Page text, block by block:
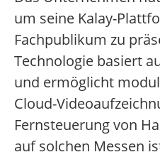
um seine Kalay-
Fachpublikum zu
Technologie basiert
und ermöglicht
Cloud-
Fernsteuerung von
auf solchen Messen